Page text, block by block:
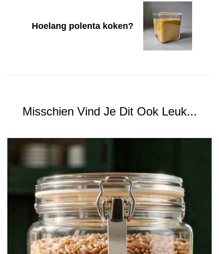
Hoelang polenta koken?
Misschien Vind Je Dit Ook Leuk...